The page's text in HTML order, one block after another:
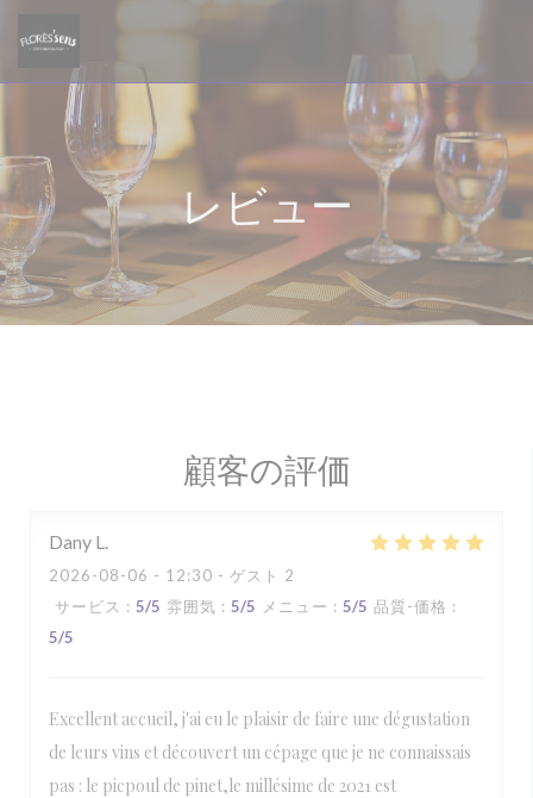
レビュー
顧客の評価
Dany L
2026-08-06 - 12:30 - ゲスト 2
サービス : 5/5 雰囲気 : 5/5 メニュー : 5/5 品質-価格 :
5/5
Excellent accueil, j'ai eu le plaisir de faire une dégustation
de leurs vins et découvert un cépage que je ne connaissais
pas : le picpoul de pinet,le millésime de 2021 est